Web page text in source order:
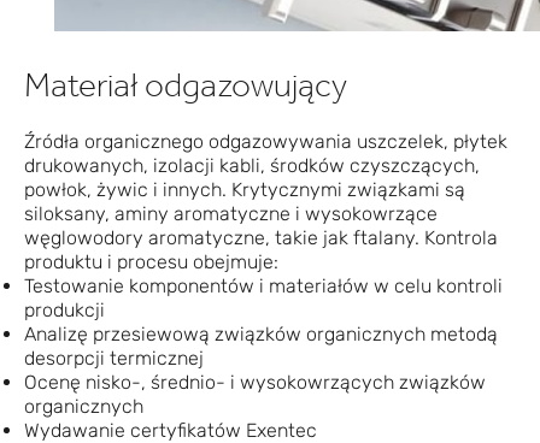
Materiał odgazowujący
Źródła organicznego odgazowywania uszczelek, płytek
drukowanych, izolacji kabli, środków czyszczących,
powłok, żywic i innych. Krytycznymi związkami są
siloksany, aminy aromatyczne i wysokowrzące
węglowodory aromatyczne, takie jak ftalany. Kontrola
produktu i procesu obejmuje:
Testowanie komponentów i materiałów w celu kontroli
produkcji
Analizę przesiewową związków organicznych metodą
desorpcji termicznej
Ocenę nisko-, średnio- i wysokowrzących związków
organicznych
Wydawanie certyfikatów Exentec